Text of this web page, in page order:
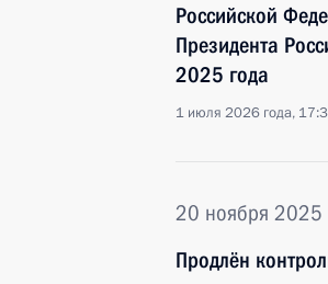
Российской
Президента
2025 года
1 июля 2026 года,
20 ноября 2025
Продлён